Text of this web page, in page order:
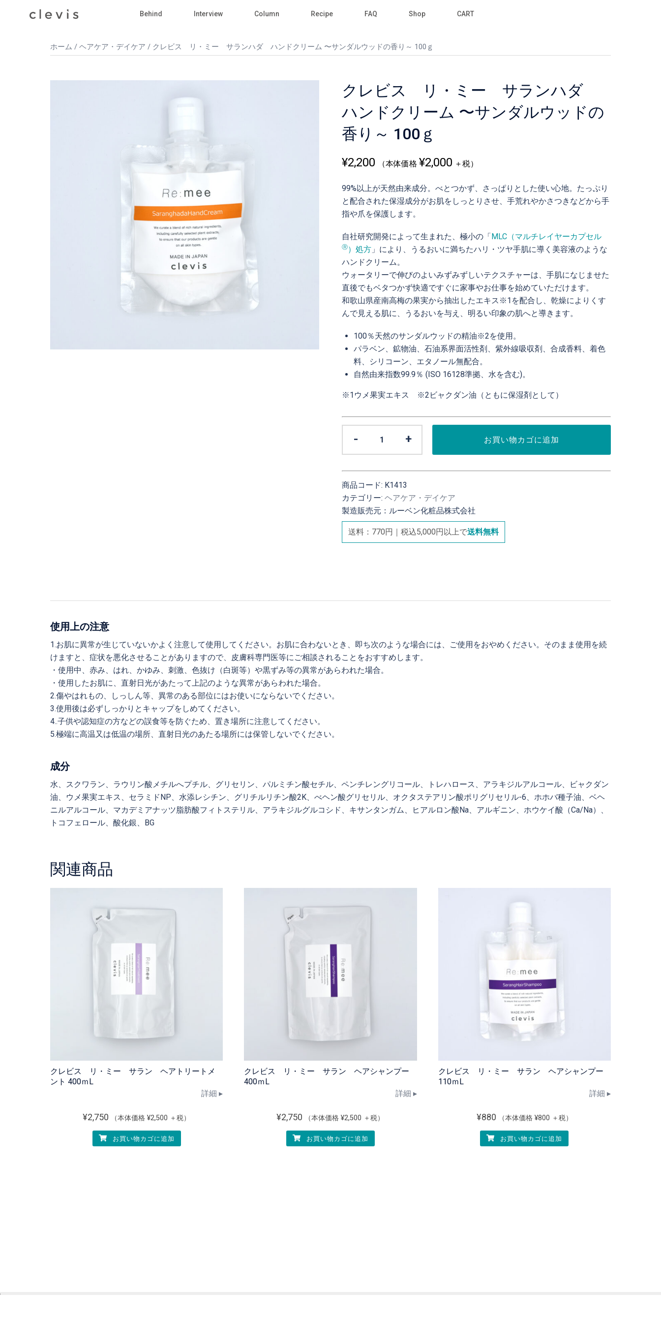
Behind Interview Column Recipe FAQ Shop CART
ホーム / ヘアケア・デイケア / クレビス リ・ミー サランハダ ハンドクリーム 〜サンダルウッドの香り～ 100ｇ
クレビス リ・ミー サランハダ
ハンドクリーム 〜サンダルウッドの
香り～ 100ｇ
¥2,200 （本体価格 ¥2,000 ＋税）
99%以上が天然由来成分。べとつかず、さっぱりとした使い心地。たっぷり
と配合された保湿成分がお肌をしっとりさせ、手荒れやかさつきなどから手
指や爪を保護します。
自社研究開発によって生まれた、極小の「MLC（マルチレイヤーカプセル
Ⓡ）処方」により、うるおいに満ちたハリ・ツヤ手肌に導く美容液のような
ハンドクリーム。
ウォータリーで伸びのよいみずみずしいテクスチャーは、手肌になじませた
直後でもベタつかず快適ですぐに家事やお仕事を始めていただけます。
和歌山県産南高梅の果実から抽出したエキス※1を配合し、乾燥によりくす
んで見える肌に、うるおいを与え、明るい印象の肌へと導きます。
100％天然のサンダルウッドの精油※2を使用。
パラベン、鉱物油、石油系界面活性剤、紫外線吸収剤、合成香料、着色
料、シリコーン、エタノール無配合。
自然由来指数99.9％ (ISO 16128準拠、水を含む)。
※1ウメ果実エキス ※2ビャクダン油（ともに保湿剤として）
-
レ
ビ
ス
リ・
ミ
ー
サ
ラ
ー
ム
〜
香
り
～
+ お買い物カゴに追加
商品コード: K1413
カテゴリー: ヘアケア・デイケア
製造販売元：ルーベン化粧品株式会社
送料：770円｜税込5,000円以上で送料無料
使用上の注意
1.お肌に異常が生じていないかよく注意して使用してください。お肌に合わないとき、即ち次のような場合には、ご使用をおやめください。そのまま使用を続
けますと、症状を悪化させることがありますので、皮膚科専門医等にご相談されることをおすすめします。
・使用中、赤み、はれ、かゆみ、刺激、色抜け（白斑等）や黒ずみ等の異常があらわれた場合。
・使用したお肌に、直射日光があたって上記のような異常があらわれた場合。
2.傷やはれもの、しっしん等、異常のある部位にはお使いにならないでください。
3.使用後は必ずしっかりとキャップをしめてください。
4..子供や認知症の方などの誤食等を防ぐため、置き場所に注意してください。
5.極端に高温又は低温の場所、直射日光のあたる場所には保管しないでください。
成分
水、スクワラン、ラウリン酸メチルへプチル、グリセリン、パルミチン酸セチル、ペンチレングリコール、トレハロース、アラキジルアルコール、ビャクダン
油、ウメ果実エキス、セラミドNP、水添レシチン、グリチルリチン酸2K、べヘン酸グリセリル、オクタステアリン酸ポリグリセリル-6、ホホバ種子油、ベヘ
ニルアルコール、マカデミアナッツ脂肪酸フィトステリル、アラキジルグルコシド、キサンタンガム、ヒアルロン酸Na、アルギニン、ホウケイ酸（Ca/Na）、
トコフェロール、酸化銀、BG
関連商品
クレビス リ・ミー サラン ヘアトリートメ
ント 400ｍL
詳細 ▸
¥2,750 （本体価格¥2,500 ＋税）
お買い物カゴに追加
クレビス リ・ミー サラン ヘアシャンプー
400ｍL
詳細 ▸
¥2,750 （本体価格¥2,500 ＋税）
お買い物カゴに追加
クレビス リ・ミー サラン ヘアシャンプー
110ｍL
詳細 ▸
¥880 （本体価格 ¥800 ＋税）
お買い物カゴに追加